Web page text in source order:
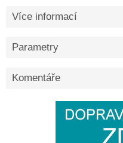
Více informací
Parametry
Komentáře